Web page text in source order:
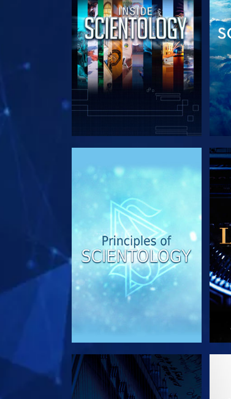
SERIE ENTDECKEN
ANSEHEN